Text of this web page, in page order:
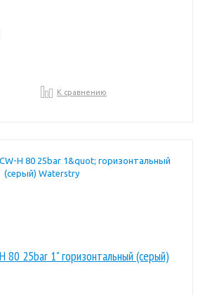
К сравнению
80 25bar 1" горизонтальный (серый)